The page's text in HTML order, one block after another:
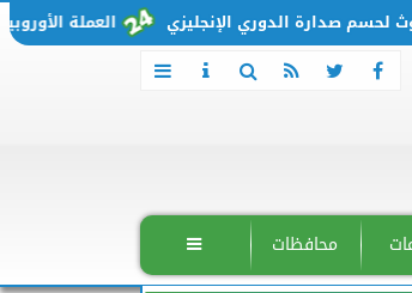
العملة الأوروبية تتحرك من صدارة الدوري الإنجليزي
محافظات 